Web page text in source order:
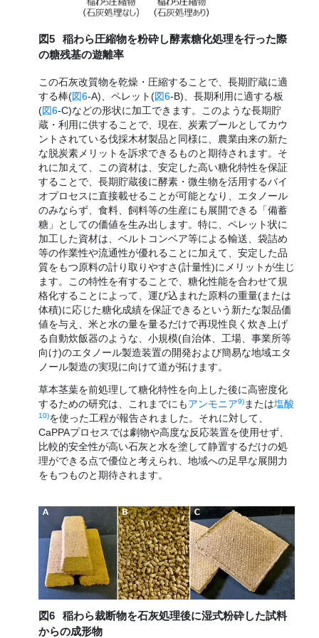
図5
稲わら圧縮物を粉砕し酵素糖化処理を行った際
の糖残基の遊離率
この石灰改質物を乾燥・圧縮することで、長期貯蔵に適
する棒(図6-A)、ペレット(図6-B)、長期利用に適する板
(図6-C)などの形状に加工できます。このような長期貯
蔵・利用に供することで、現在、炭素プールとしてカウ
ントされている伐採木材製品と同様に、農業由来の新た
な脱炭素メリットを訴求できるものと期待されます。そ
れに加えて、この資材は、安定した高い糖化特性を保証
することで、長期貯蔵後に酵素・微生物を活用するバイ
オプロセスに直接載せることが可能となり、エタノール
のみならず、食料、飼料等の生産にも展開できる「備蓄
糖」としての価値を生み出します。特に、ペレット状に
加工した資材は、ベルトコンベア等による輸送、袋詰め
等の作業性や流通性が優れることに加えて、安定した品
質をもつ原料の計り取りやすさ(計量性)にメリットが生じ
ます。この特性を有することで、糖化性能を合わせて規
格化することによって、運び込まれた原料の重量(または
体積)に応じた糖化成績を保証できるという新たな製品価
値を与え、米と水の量を量るだけで再現性良く炊き上げ
る自動炊飯器のような、小規模(自治体、工場、事業所等
向け)のエタノール製造装置の開発および簡易な地域エタ
ノール製造の実現に向けて道が拓けます。
草本茎葉を前処理して糖化特性を向上した後に高密度化
するための研究は、これまでにもアンモニア9)または塩酸
10)を使った工程が報告されました。それに対して、
CaPPAプロセスでは劇物や高度な反応装置を使用せず、
比較的安全性が高い石灰と水を塗して静置するだけの処
理ができる点で優位と考えられ、地域への足早な展開力
をもつものと期待されます。
図6
稲わら裁断物を石灰処理後に湿式粉砕した試料
からの成形物